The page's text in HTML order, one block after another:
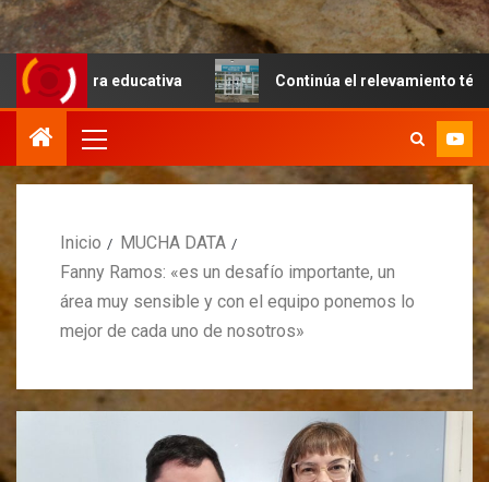
educativa Continúa el relevamiento técnico en
Inicio
MUCHA DATA
Fanny Ramos: «es un desafío importante, un
área muy sensible y con el equipo ponemos lo
mejor de cada uno de nosotros»